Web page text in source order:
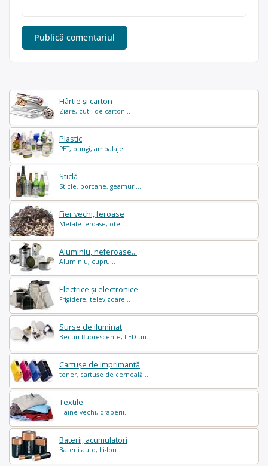
Hârtie și carton
Ziare, cutii de carton...
Plastic
PET, pungi, ambalaje...
Sticlă
Sticle, borcane, geamuri...
Fier vechi, feroase
Metale feroase, otel...
Aluminiu, neferoase...
Aluminiu, cupru...
Electrice și electronice
Frigidere, televizoare...
Surse de iluminat
Becuri fluorescente, LED-uri...
Cartușe de imprimantă
toner, cartușe de cerneală...
Textile
Haine vechi, draperii...
Baterii, acumulatori
Baterii auto, Li-Ion...